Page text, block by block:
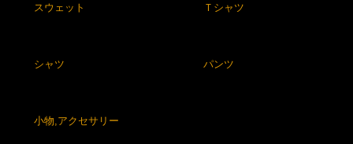
スウェット Ｔシャツ
シャツ パンツ
小物,アクセサリー